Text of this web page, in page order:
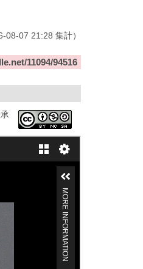
08-07 21:28 集計）
11094/94516